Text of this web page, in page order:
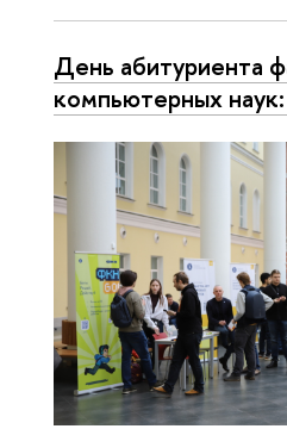
День абитуриента
компьютерных